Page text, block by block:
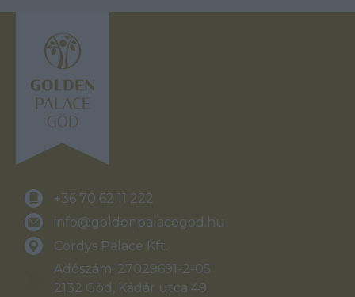
+36 70 62 11 222
info@goldenpalacegod.hu
Cordys Palace Kft.
Adószám: 27029691-2-05
2132 Göd, Kádár utca 49.